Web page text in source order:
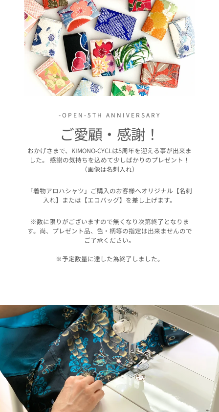
-OPEN-5TH ANNIVERSARY
ご愛顧・感謝！
おかげさまで、KIMONO-CYCLは5周年を迎える事が出来ま
した。 感謝の気持ちを込めて少しばかりのプレゼント！
（画像は名刺入れ）
「着物アロハシャツ」ご購入のお客様へオリジナル【名刺
入れ】または【エコバッグ】を差し上げます。
※数に限りがございますので無くなり次第終了となりま
す。尚、プレゼント品、色・柄等の指定は出来ませんので
ご了承ください。
※予定数量に達した為終了しました。